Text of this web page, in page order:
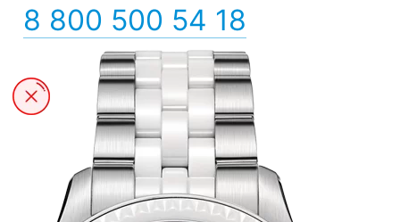
8 800 500 54 18